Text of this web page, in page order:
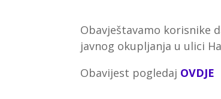
Obavještavamo korisnike
javnog okupljanja u ulici
Obavijest pogledaj OVDJE